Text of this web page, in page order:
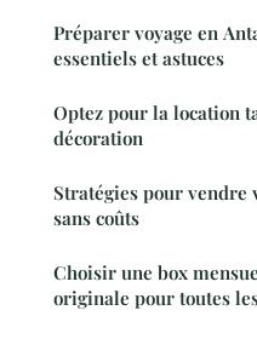
Préparer voyage en
essentiels et astuces
Optez pour la location
décoration
Stratégies pour
sans coûts
Choisir une box
originale pour toutes